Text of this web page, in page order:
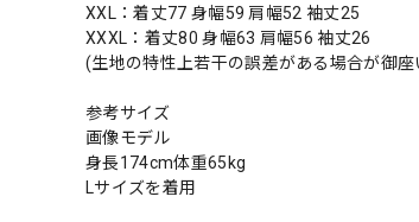
XXL：着丈77 身幅59 肩幅52 袖丈25
XXXL：着丈80 身幅63 肩幅56 袖丈26
(生地の特性上若干の誤差がある場合が御座
参考サイズ
画像モデル
身長174cm体重65kg
Lサイズを着用